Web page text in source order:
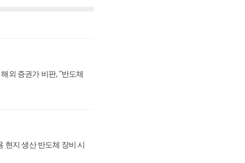
외 증권가 비판, "반도체
현지 생산 반도체 장비 시